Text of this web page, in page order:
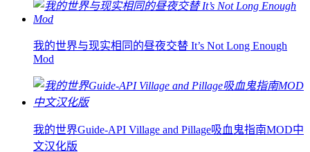
我的世界与现实相同的昼夜交替 It’s Not Long Enough
Mod
我的世界Guide-API Village and Pillage吸血鬼指南MOD中
文汉化版